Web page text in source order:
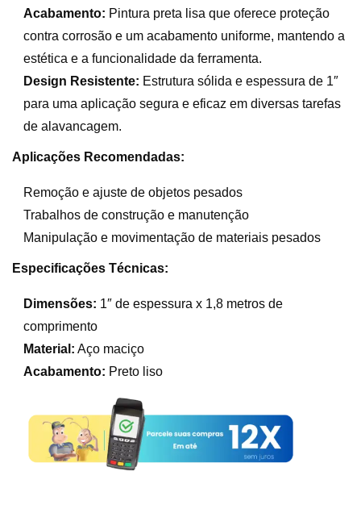
Acabamento: Pintura preta lisa que oferece proteção
contra corrosão e um acabamento uniforme, mantendo a
estética e a funcionalidade da ferramenta.
Design Resistente: Estrutura sólida e espessura de 1″
para uma aplicação segura e eficaz em diversas tarefas
de alavancagem.
Aplicações Recomendadas:
Remoção e ajuste de objetos pesados
Trabalhos de construção e manutenção
Manipulação e movimentação de materiais pesados
Especificações Técnicas:
Dimensões: 1″ de espessura x 1,8 metros de
comprimento
Material: Aço maciço
Acabamento: Preto liso